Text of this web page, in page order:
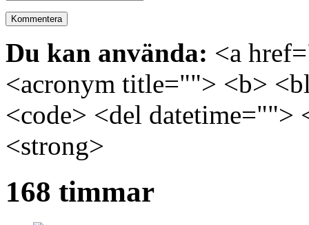
Du kan använda: <a
<acronym title=""> <b>
<code> <del
<strong>
168 timmar